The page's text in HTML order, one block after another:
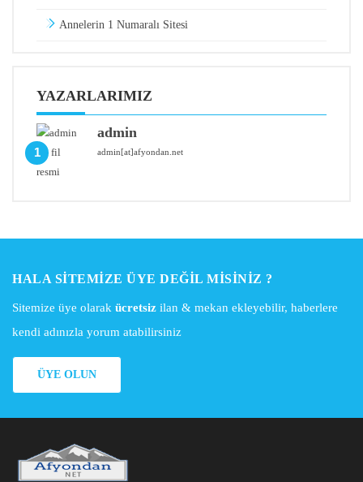
Annelerin 1 Numaralı Sitesi
YAZARLARIMIZ
1
admin
admin[at]afyondan.net
HALA SITEMIZE ÜYE DEĞIL MISINIZ ?
Sitemize üye olarak ücretsiz ilan & mekan ekleyebilir, haberlere
kendi adınızla yorum atabilirsiniz
ÜYE OLUN